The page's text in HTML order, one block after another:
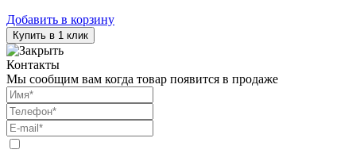
Добавить в корзину
Купить в 1 клик
Контакты
Мы сообщим вам когда товар появится в продаже